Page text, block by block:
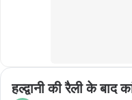
हल्द्वानी की रैली के बाद